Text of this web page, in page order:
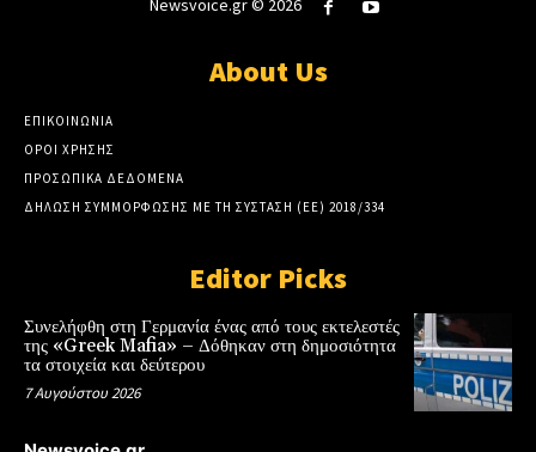
Newsvoice.gr © 2026
About Us
ΕΠΙΚΟΙΝΩΝΙΑ
ΟΡΟΙ ΧΡΗΣΗΣ
ΠΡΟΣΩΠΙΚΑ ΔΕΔΟΜΕΝΑ
ΔΗΛΩΣΗ ΣΥΜΜΟΡΦΩΣΗΣ ΜΕ ΤΗ ΣΥΣΤΑΣΗ (ΕΕ) 2018/334
Editor Picks
Συνελήφθη στη Γερμανία ένας από τους εκτελεστές
της «Greek Mafia» – Δόθηκαν στη δημοσιότητα
τα στοιχεία και δεύτερου
7 Αυγούστου 2026